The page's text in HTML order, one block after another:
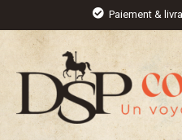
contenu
Paiement &